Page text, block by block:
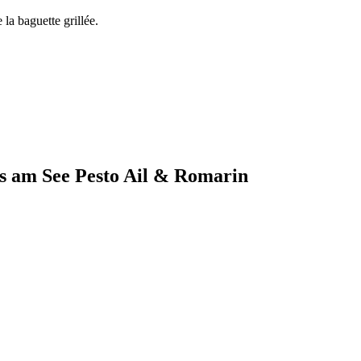
la baguette grillée.
am See Pesto Ail & Romarin